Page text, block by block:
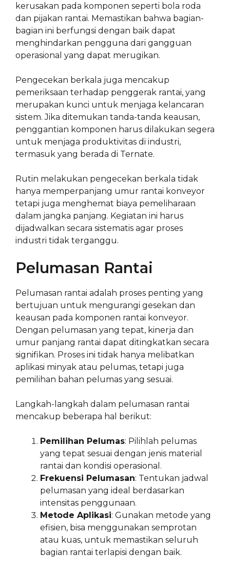
kerusakan pada komponen seperti bola roda
dan pijakan rantai. Memastikan bahwa bagian-
bagian ini berfungsi dengan baik dapat
menghindarkan pengguna dari gangguan
operasional yang dapat merugikan.
Pengecekan berkala juga mencakup
pemeriksaan terhadap penggerak rantai, yang
merupakan kunci untuk menjaga kelancaran
sistem. Jika ditemukan tanda-tanda keausan,
penggantian komponen harus dilakukan segera
untuk menjaga produktivitas di industri,
termasuk yang berada di Ternate.
Rutin melakukan pengecekan berkala tidak
hanya memperpanjang umur rantai konveyor
tetapi juga menghemat biaya pemeliharaan
dalam jangka panjang. Kegiatan ini harus
dijadwalkan secara sistematis agar proses
industri tidak terganggu.
Pelumasan Rantai
Pelumasan rantai adalah proses penting yang
bertujuan untuk mengurangi gesekan dan
keausan pada komponen rantai konveyor.
Dengan pelumasan yang tepat, kinerja dan
umur panjang rantai dapat ditingkatkan secara
signifikan. Proses ini tidak hanya melibatkan
aplikasi minyak atau pelumas, tetapi juga
pemilihan bahan pelumas yang sesuai.
Langkah-langkah dalam pelumasan rantai
mencakup beberapa hal berikut:
Pemilihan Pelumas: Pilihlah pelumas
yang tepat sesuai dengan jenis material
rantai dan kondisi operasional.
Frekuensi Pelumasan: Tentukan jadwal
pelumasan yang ideal berdasarkan
intensitas penggunaan.
Metode Aplikasi: Gunakan metode yang
efisien, bisa menggunakan semprotan
atau kuas, untuk memastikan seluruh
bagian rantai terlapisi dengan baik.